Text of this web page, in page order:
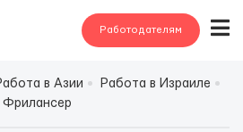
Работодателям
в Азии
Работа в Израиле
Фрилансер